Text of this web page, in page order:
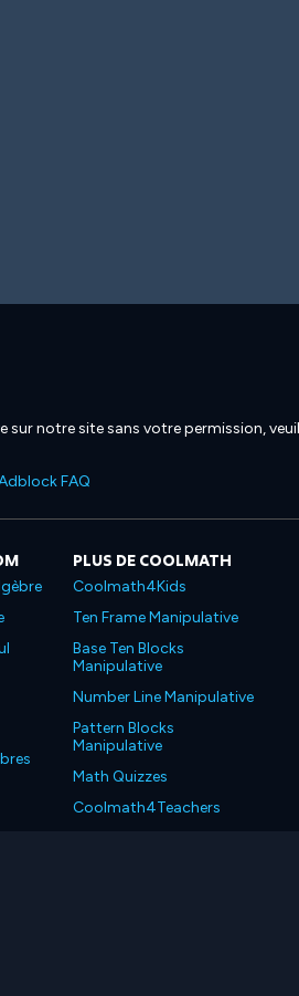
notre site sans votre permission,
FAQ
PLUS DE COOLMATH
Coolmath4Kids
Ten Frame Manipulative
Base Ten Blocks
Manipulative
Number Line Manipulative
Pattern Blocks
Manipulative
Math Quizzes
Coolmath4Teachers